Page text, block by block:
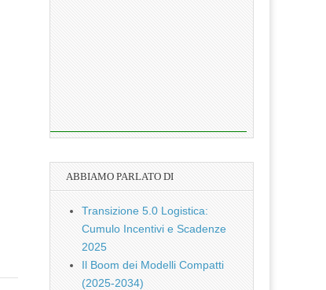
ABBIAMO PARLATO DI
Transizione 5.0 Logistica:
Cumulo Incentivi e Scadenze
2025
Il Boom dei Modelli Compatti
(2025-2034)